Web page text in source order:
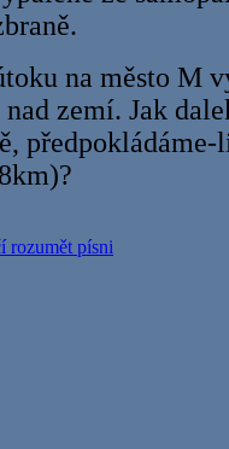
na město M
zemí. Jak
rozumět písni